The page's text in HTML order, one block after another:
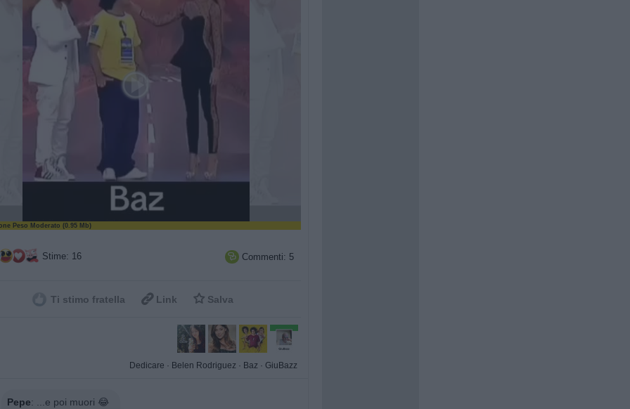
Peso Moderato (0.95 Mb)
Stime: 16  Commenti: 5
Ti stimo fratella  Link  Salva
Dedicare · Belen Rodriguez · Baz · GiuBazz
Pepe: ...e poi muori 😂